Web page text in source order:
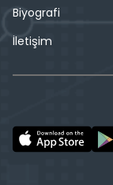
Biyografi
İletişim